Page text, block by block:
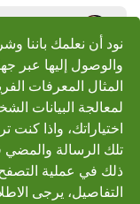
نود أن نعلمك باننا
والوصول إليها عبر
المثال المعرفات
لمعالجة البيانات
اختياراتك، واذا
تلك الرسالة والمضي
ذلك في عملية
التفاصيل، يرجى
رد: مفاجأة
المنشاوي
جزاكم الله خيرا